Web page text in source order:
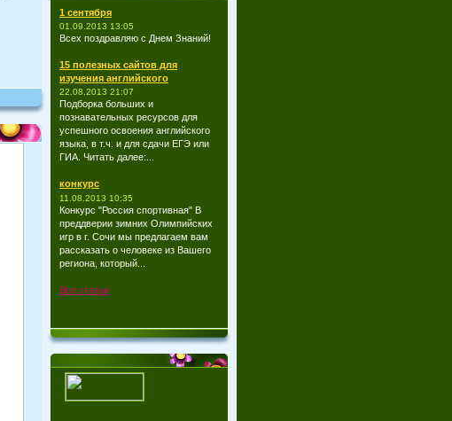
1 сентября
01.09.2013 13:05
Всех поздравляю с Днем Знаний!
15 полезных сайтов для
изучения английского
22.08.2013 21:07
Подборка больших и
познавательных ресурсов для
успешного освоения английского
языка, в т.ч. и для сдачи ЕГЭ или
ГИА. Читать далее:...
конкурс
11.08.2013 10:35
Конкурс "Россия спортивная" В
преддверии зимних Олимпийских
игр в г. Сочи мы предлагаем вам
рассказать о человеке из Вашего
региона, который...
Все статьи